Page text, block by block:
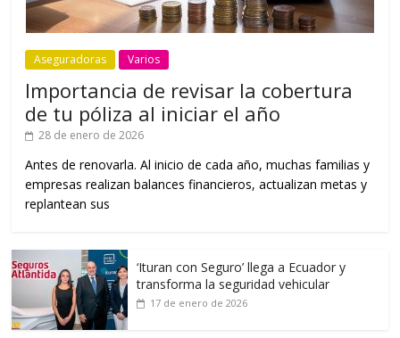
Aseguradoras Varios
Importancia de revisar la cobertura
de tu póliza al iniciar el año
28 de enero de 2026
Antes de renovarla. Al inicio de cada año, muchas familias y
empresas realizan balances financieros, actualizan metas y
replantean sus
‘Ituran con Seguro’ llega a Ecuador y
transforma la seguridad vehicular
17 de enero de 2026